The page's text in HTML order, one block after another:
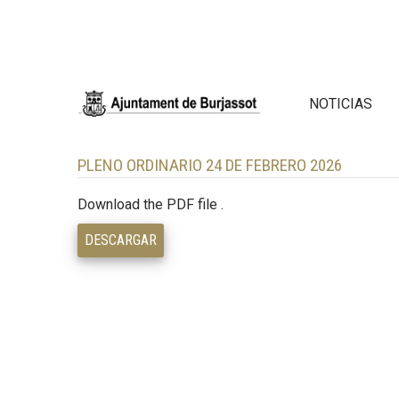
NOTICIAS
PLENO ORDINARIO 24 DE FEBRERO 2026
Download the PDF file .
DESCARGAR